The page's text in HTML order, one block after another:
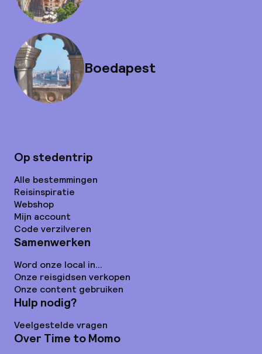
Boedapest
Op stedentrip
Alle bestemmingen
Reisinspiratie
Webshop
Mijn account
Code verzilveren
Samenwerken
Word onze local in...
Onze reisgidsen verkopen
Onze content gebruiken
Hulp nodig?
Veelgestelde vragen
Over Time to Momo